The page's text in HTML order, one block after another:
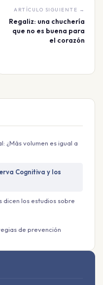
ARTÍCULO SIGUIENTE →
Regaliz: una chuchería
que no es buena para
el corazón
¿Más volumen es igual a
Cognitiva y los
dicen los estudios sobre
de prevención